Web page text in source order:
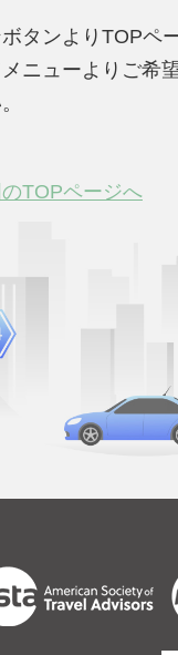
タンよりTOPペ
ニューよりご希
TOPページへ